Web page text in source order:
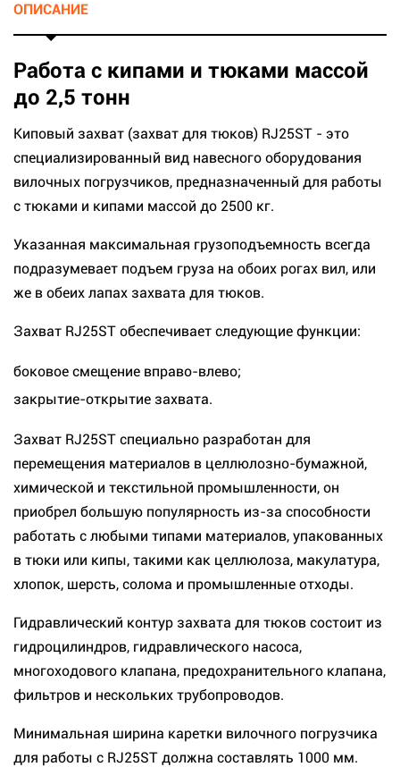
ОПИСАНИЕ
Работа с кипами и тюками массой
до 2,5 тонн
Киповый захват (захват для тюков) RJ25ST - это
специализированный вид навесного оборудования
вилочных погрузчиков, предназначенный для работы
с тюками и кипами массой до 2500 кг.
Указанная максимальная грузоподъемность всегда
подразумевает подъем груза на обоих рогах вил, или
же в обеих лапах захвата для тюков.
Захват RJ25ST обеспечивает следующие функции:
боковое смещение вправо-влево;
закрытие-открытие захвата.
Захват RJ25ST специально разработан для
перемещения материалов в целлюлозно-бумажной,
химической и текстильной промышленности, он
приобрел большую популярность из-за способности
работать с любыми типами материалов, упакованных
в тюки или кипы, такими как целлюлоза, макулатура,
хлопок, шерсть, солома и промышленные отходы.
Гидравлический контур захвата для тюков состоит из
гидроцилиндров, гидравлического насоса,
многоходового клапана, предохранительного клапана,
фильтров и нескольких трубопроводов.
Минимальная ширина каретки вилочного погрузчика
для работы с RJ25ST должна составлять 1000 мм.